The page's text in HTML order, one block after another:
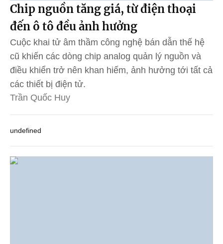
Chip nguồn tăng giá, từ điện thoại
đến ô tô đều ảnh hưởng
Cuộc khai tử âm thầm công nghệ bán dẫn thế hệ
cũ khiến các dòng chip analog quản lý nguồn và
điều khiển trở nên khan hiếm, ảnh hưởng tới tất cả
các thiết bị điện tử.
Trần Quốc Huy
undefined